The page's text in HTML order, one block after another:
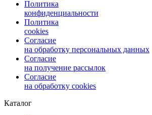
Политика
конфиденциальности
Политика
cookies
Согласие
на обработку персональных данных
Согласие
на получение рассылок
Согласие
на обработку cookies
Каталог